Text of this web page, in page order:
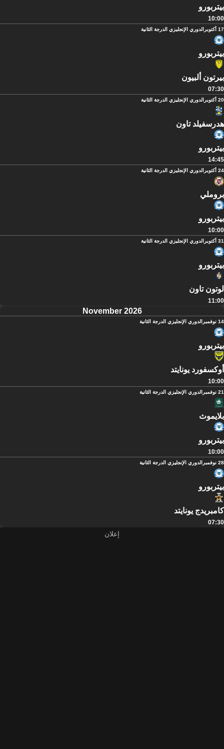
بيتربورو
10:00
17 أكتوبر الدوري الإنجليزي الدرجة الثانية
بيتربورو
بيرتون ألبيون
07:30
20 أكتوبر الدوري الإنجليزي الدرجة الثانية
هدرسفيلد تاون
بيتربورو
14:45
24 أكتوبر الدوري الإنجليزي الدرجة الثانية
بروملي
بيتربورو
10:00
31 أكتوبر الدوري الإنجليزي الدرجة الثانية
بيتربورو
لوتون تاون
11:00
November 2026
14 نوفمبر الدوري الإنجليزي الدرجة الثانية
بيتربورو
أوكسفورد يونايتد
10:00
21 نوفمبر الدوري الإنجليزي الدرجة الثانية
بلايموث
بيتربورو
10:00
28 نوفمبر الدوري الإنجليزي الدرجة الثانية
بيتربورو
كامبريدج يونايتد
07:30